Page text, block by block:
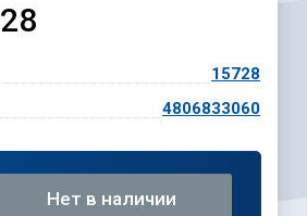
15728
4806833060
Нет в наличии